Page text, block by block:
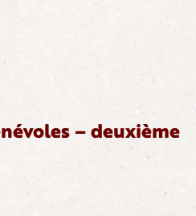
– deuxième